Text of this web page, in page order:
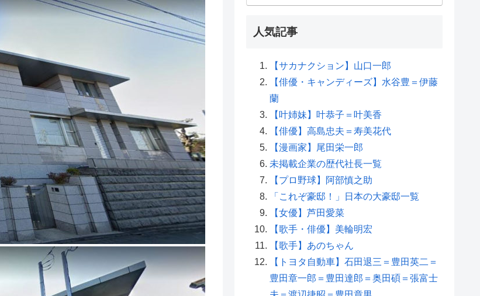
人気記事
【サカナクション】山口一郎
【俳優・キャンディーズ】水谷豊＝伊藤
蘭
【叶姉妹】叶恭子＝叶美香
【俳優】高島忠夫＝寿美花代
【漫画家】尾田栄一郎
未掲載企業の歴代社長一覧
【プロ野球】阿部慎之助
「これぞ豪邸！」日本の大豪邸一覧
【女優】芦田愛菜
【歌手・俳優】美輪明宏
【歌手】あのちゃん
【トヨタ自動車】石田退三＝豊田英二＝
豊田章一郎＝豊田達郎＝奥田碩＝張富士